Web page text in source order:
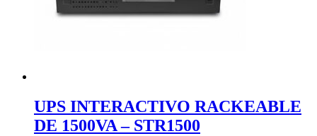
UPS INTERACTIVO RACKEABLE
DE 1500VA – STR1500